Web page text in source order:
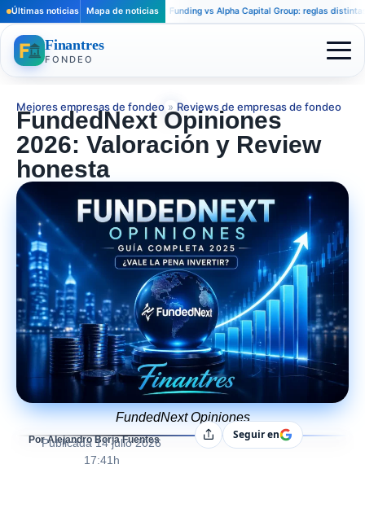
Últimas noticias Mapa de noticias
Apex Trader Funding vs Alpha Capital Group: reglas distintas para
Finantres
FONDEO
Mejores empresas de fondeo » Reviews de empresas de fondeo
FundedNext Opiniones
2026: Valoración y Review
honesta
FundedNext Opiniones
Por Alejandro Borja Fuentes
Publicada 14 julio 2026
17:41h
CompartirSeguir en